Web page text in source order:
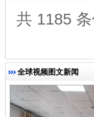
共 1185
全球视频图文新闻
完善运行机制助